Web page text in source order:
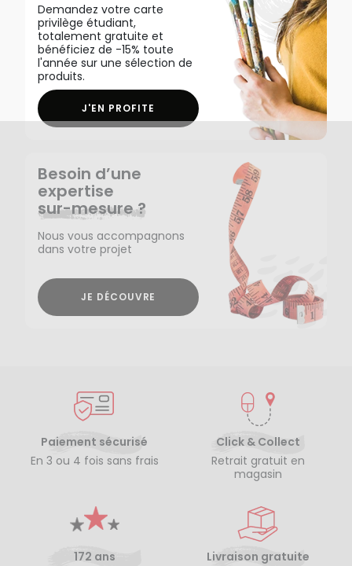
Demandez votre carte
privilège étudiant,
totalement gratuite et
bénéficiez de -15% toute
l'année sur une sélection de
produits.
J'EN PROFITE
Besoin d’une
expertise
sur-mesure ?
Nous vous accompagnons
dans votre projet
JE DÉCOUVRE
Paiement sécurisé
En 3 ou 4 fois sans frais
Click & Collect
Retrait gratuit en
magasin
172 ans
Livraison gratuite